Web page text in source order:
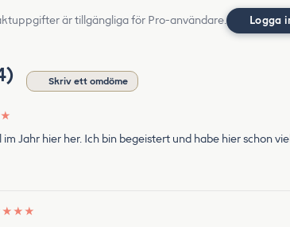
är tillgängliga för Pro-användare. Logga
Skriv ett omdöme
★
im Jahr hier her. Ich bin begeistert und habe hier schon
★ ★ ★